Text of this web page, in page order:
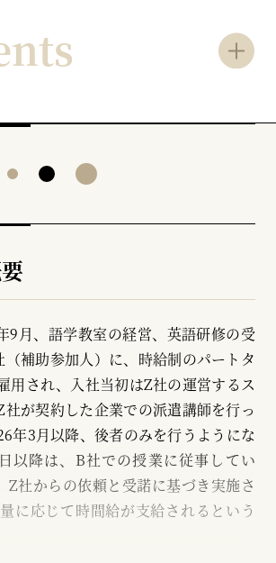
9月、語学教室の経営、英語研修の受
補助参加人）に、時給制のパートタ
用され、入社当初はZ社の運営するス
社が契約した企業での派遣講師を行っ
年3月以降、後者のみを行うようにな
以降は、B社での授業に従事してい
Z社からの依頼と受諾に基づき実施さ
に応じて時間給が支給されるという